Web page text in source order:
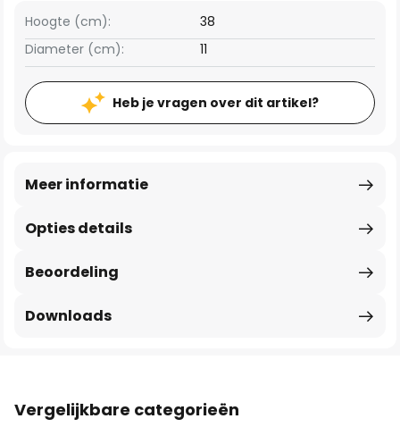
Hoogte (cm):
38
Diameter (cm):
11
Heb je vragen over dit artikel?
Opties details
Meer informatie
Beoordeling
Downloads
Vergelijkbare categorieën